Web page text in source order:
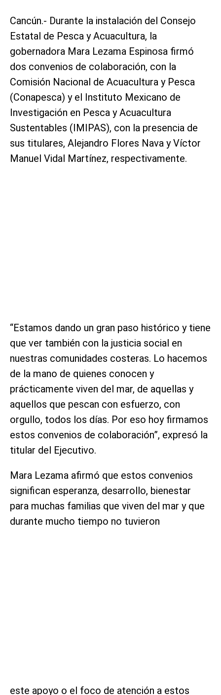
Cancún.- Durante la instalación del Consejo
Estatal de Pesca y Acuacultura, la
gobernadora Mara Lezama Espinosa firmó
dos convenios de colaboración, con la
Comisión Nacional de Acuacultura y Pesca
(Conapesca) y el Instituto Mexicano de
Investigación en Pesca y Acuacultura
Sustentables (IMIPAS), con la presencia de
sus titulares, Alejandro Flores Nava y Víctor
Manuel Vidal Martínez, respectivamente.
“Estamos dando un gran paso histórico y tiene
que ver también con la justicia social en
nuestras comunidades costeras. Lo hacemos
de la mano de quienes conocen y
prácticamente viven del mar, de aquellas y
aquellos que pescan con esfuerzo, con
orgullo, todos los días. Por eso hoy firmamos
estos convenios de colaboración”, expresó la
titular del Ejecutivo.
Mara Lezama afirmó que estos convenios
significan esperanza, desarrollo, bienestar
para muchas familias que viven del mar y que
durante mucho tiempo no tuvieron
este apoyo o el foco de atención a estos